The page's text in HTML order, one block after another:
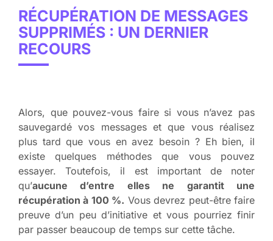
RÉCUPÉRATION DE MESSAGES
SUPPRIMÉS : UN DERNIER
RECOURS
Alors, que pouvez-vous faire si vous n’avez pas
sauvegardé vos messages et que vous réalisez
plus tard que vous en avez besoin ? Eh bien, il
existe quelques méthodes que vous pouvez
essayer. Toutefois, il est important de noter
qu’aucune d’entre elles ne garantit une
récupération à 100 %. Vous devrez peut-être faire
preuve d’un peu d’initiative et vous pourriez finir
par passer beaucoup de temps sur cette tâche.